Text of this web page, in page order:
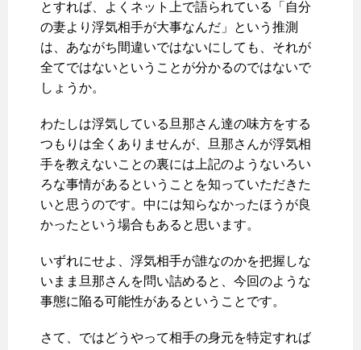
とすれば、よくネット上で語られている「自分
の妻より浮気相手が大事なんだ」という推測
は、あながち間違いではないにしても、それが
全てではないということが分かるのではないで
しょうか。
わたしは浮気している旦那さん達の味方をする
つもりは全くありませんが、旦那さんが浮気相
手を教えないことの裏には上記のようないろい
ろな事情があるということを知っていただきた
いと思うのです。中には知らなかったほうが良
かったという場合もあると思います。
いずれにせよ、浮気相手が誰なのかを把握しな
いまま旦那さんを問い詰めると、今回のような
事態に陥る可能性があるということです。
さて、ではどうやって相手の身元を特定すれば